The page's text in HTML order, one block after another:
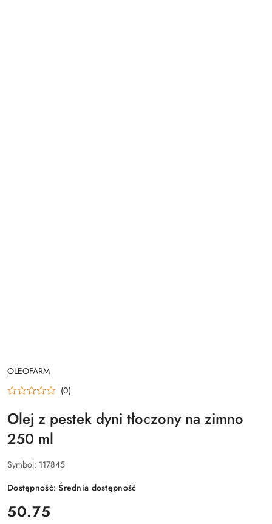
NAZWA
PRODUCENTA:
OLEOFARM
(0)
Olej z pestek dyni tłoczony na zimno
250 ml
Symbol: 117845
Dostępność:Średnia dostępność
cena:
50.75